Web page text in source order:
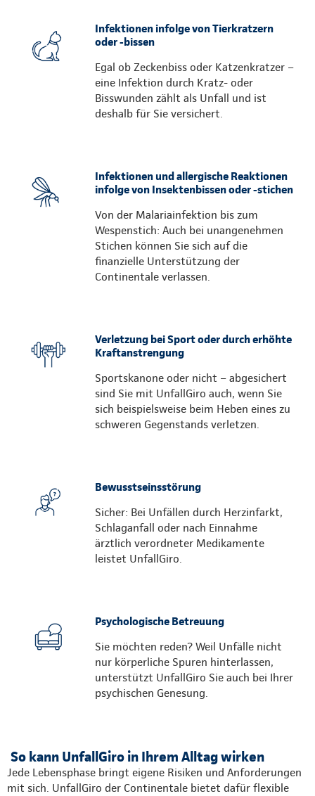
Infektionen infolge von Tierkratzern
oder -bissen
Egal ob Zeckenbiss oder Katzenkratzer –
eine Infektion durch Kratz- oder
Bisswunden zählt als Unfall und ist
deshalb für Sie versichert.
Infektionen und allergische Reaktionen
infolge von Insektenbissen oder -stichen
Von der Malariainfektion bis zum
Wespenstich: Auch bei unangenehmen
Stichen können Sie sich auf die
finanzielle Unterstützung der
Continentale verlassen.
Verletzung bei Sport oder durch erhöhte
Kraftanstrengung
Sportskanone oder nicht – abgesichert
sind Sie mit UnfallGiro auch, wenn Sie
sich beispielsweise beim Heben eines zu
schweren Gegenstands verletzen.
Bewusstseinsstörung
Sicher: Bei Unfällen durch Herzinfarkt,
Schlaganfall oder nach Einnahme
ärztlich verordneter Medikamente
leistet UnfallGiro.
Psychologische Betreuung
Sie möchten reden? Weil Unfälle nicht
nur körperliche Spuren hinterlassen,
unterstützt UnfallGiro Sie auch bei Ihrer
psychischen Genesung.
So kann UnfallGiro in Ihrem Alltag wirken
Jede Lebensphase bringt eigene Risiken und Anforderungen
mit sich. UnfallGiro der Continentale bietet dafür flexible